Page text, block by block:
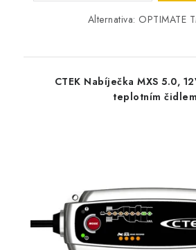
Alternativa: OPTIMATE
CTEK Nabíječka MXS 5.0,
teplotním čidlem